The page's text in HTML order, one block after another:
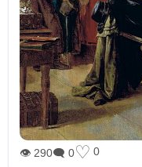
👁 290🗨 0♡ 0